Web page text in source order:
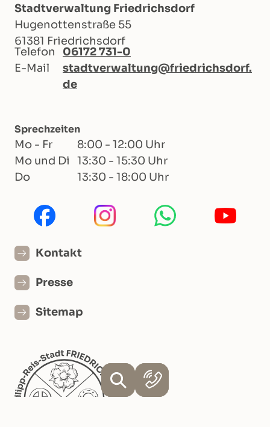
Stadtverwaltung Friedrichsdorf
Hugenottenstraße 55
61381 Friedrichsdorf
Telefon
06172 731-0
E-Mail
stadtverwaltung@friedrichsdorf.
de
Sprechzeiten
Mo - Fr
8:00 - 12:00 Uhr
Mo und Di
13:30 - 15:30 Uhr
Do
13:30 - 18:00 Uhr
Kontakt
Presse
Sitemap